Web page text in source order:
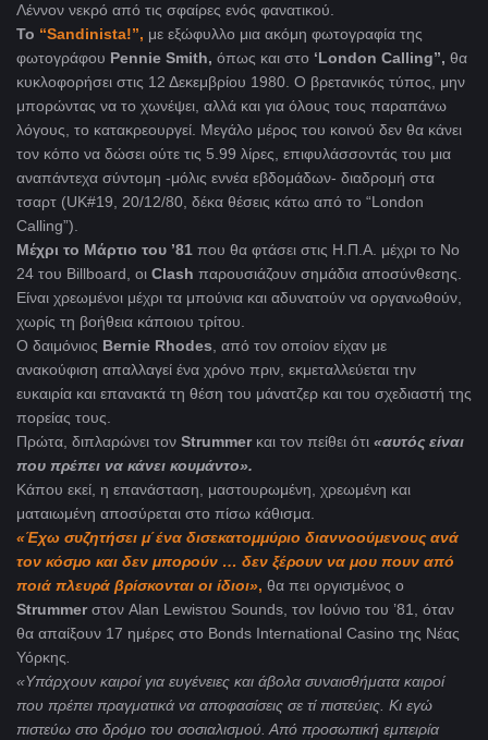
Λέννον νεκρό από τις σφαίρες ενός φανατικού.
Το “Sandinista!”, με εξώφυλλο μια ακόμη φωτογραφία της
φωτογράφου Pennie Smith, όπως και στο ‘London Calling”, θα
κυκλοφορήσει στις 12 Δεκεμβρίου 1980. Ο βρετανικός τύπος, μην
μπορώντας να το χωνέψει, αλλά και για όλους τους παραπάνω
λόγους, το κατακρεουργεί. Μεγάλο μέρος του κοινού δεν θα κάνει
τον κόπο να δώσει ούτε τις 5.99 λίρες, επιφυλάσσοντάς του μια
αναπάντεχα σύντομη -μόλις εννέα εβδομάδων- διαδρομή στα
τσαρτ (UK#19, 20/12/80, δέκα θέσεις κάτω από το “London
Calling”).
Μέχρι το Μάρτιο του ’81 που θα φτάσει στις Η.Π.Α. μέχρι το Νο
24 του Billboard, οι Clash παρουσιάζουν σημάδια αποσύνθεσης.
Είναι χρεωμένοι μέχρι τα μπούνια και αδυνατούν να οργανωθούν,
χωρίς τη βοήθεια κάποιου τρίτου.
Ο δαιμόνιος Bernie Rhodes, από τον οποίον είχαν με
ανακούφιση απαλλαγεί ένα χρόνο πριν, εκμεταλλεύεται την
ευκαιρία και επανακτά τη θέση του μάνατζερ και του σχεδιαστή της
πορείας τους.
Πρώτα, διπλαρώνει τον Strummerκαι τον πείθει ότι «αυτός είναι
που πρέπει να κάνει κουμάντο».
Κάπου εκεί, η επανάσταση, μαστουρωμένη, χρεωμένη και
ματαιωμένη αποσύρεται στο πίσω κάθισμα.
«Έχω συζητήσει μ΄ένα δισεκατομμύριο διαννοούμενους ανά
τον κόσμο και δεν μπορούν … δεν ξέρουν να μου πουν από
ποιά πλευρά βρίσκονται οι ίδιοι», θα πει οργισμένος ο
Strummerστον Alan Lewisτου Sounds, τον Ιούνιο του ’81, όταν
θα απαίξουν 17 ημέρες στο Bonds International Casino της Νέας
Υόρκης.
«Υπάρχουν καιροί για ευγένειες και άβολα συναισθήματα καιροί
που πρέπει πραγματικά να αποφασίσεις σε τί πιστεύεις. Κι εγώ
πιστεύω στο δρόμο του σοσιαλισμού. Από προσωπική εμπειρία